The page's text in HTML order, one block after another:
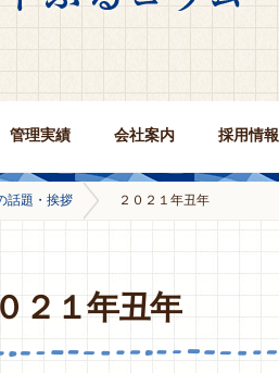
管理実績 会社案内 採用情報
話題・挨拶 ２０２１年丑年
２１年丑年